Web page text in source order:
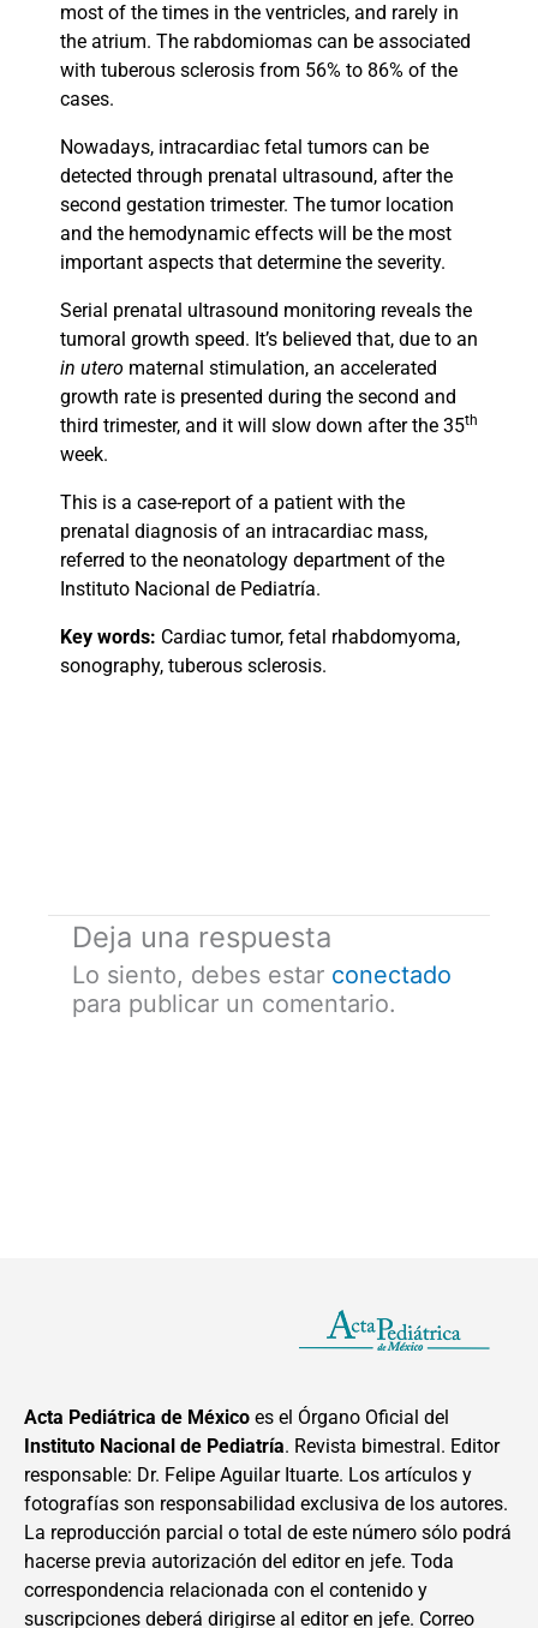
most of the times in the ventricles, and rarely in
the atrium. The rabdomiomas can be associated
with tuberous sclerosis from 56% to 86% of the
cases.
Nowadays, intracardiac fetal tumors can be
detected through prenatal ultrasound, after the
second gestation trimester. The tumor location
and the hemodynamic effects will be the most
important aspects that determine the severity.
Serial prenatal ultrasound monitoring reveals the
tumoral growth speed. It’s believed that, due to an
in utero maternal stimulation, an accelerated
growth rate is presented during the second and
third trimester, and it will slow down after the 35th
week.
This is a case-report of a patient with the
prenatal diagnosis of an intracardiac mass,
referred to the neonatology department of the
Instituto Nacional de Pediatría.
Key words: Cardiac tumor, fetal rhabdomyoma,
sonography, tuberous sclerosis.
Deja una respuesta
Lo siento, debes estar conectado
para publicar un comentario.
Acta Pediátrica de México es el Órgano Oficial del
Instituto Nacional de Pediatría. Revista bimestral. Editor
responsable: Dr. Felipe Aguilar Ituarte. Los artículos y
fotografías son responsabilidad exclusiva de los autores.
La reproducción parcial o total de este número sólo podrá
hacerse previa autorización del editor en jefe. Toda
correspondencia relacionada con el contenido y
suscripciones deberá dirigirse al editor en jefe. Correo